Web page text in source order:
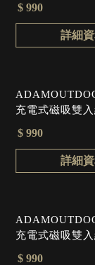
$ 990
詳細
充電式磁吸雙
$ 990
詳細
充電式磁吸雙
$ 990